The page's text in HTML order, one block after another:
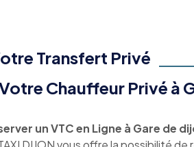
Transfert Privé
Chauffeur Privé à
un VTC en Ligne à Gare de